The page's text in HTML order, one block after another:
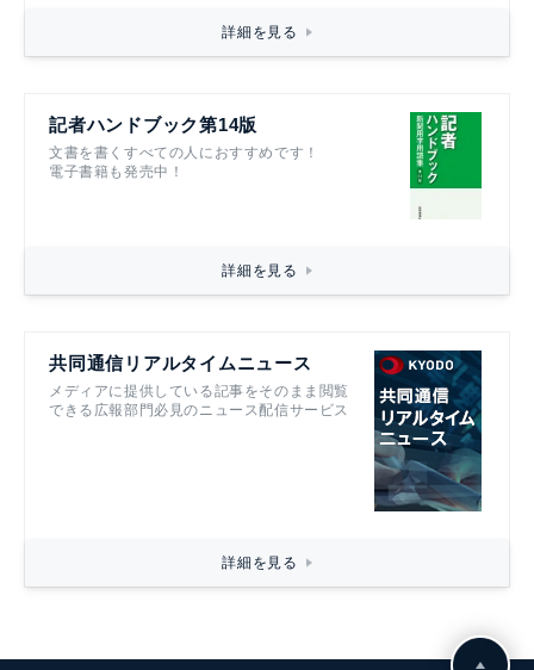
詳細を見る
記者ハンドブック第14版
文書を書くすべての人におすすめです！
電子書籍も発売中！
詳細を見る
共同通信リアルタイムニュース
メディアに提供している記事をそのまま閲覧
できる広報部門必見のニュース配信サービス
詳細を見る